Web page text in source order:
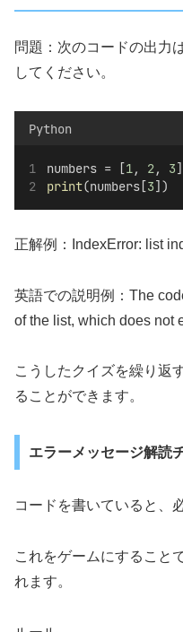
問題：次のコードの出力
してください。
Python
numbers = [1 , 2, 3]
print(numbers[3])
正解例：IndexError: list
英語での説明例：The
of the list, which does not
こうしたクイズを繰り返
ることができます。
エラーメッセージ解読
コードを書いていると、
これをゲームにすること
れます。